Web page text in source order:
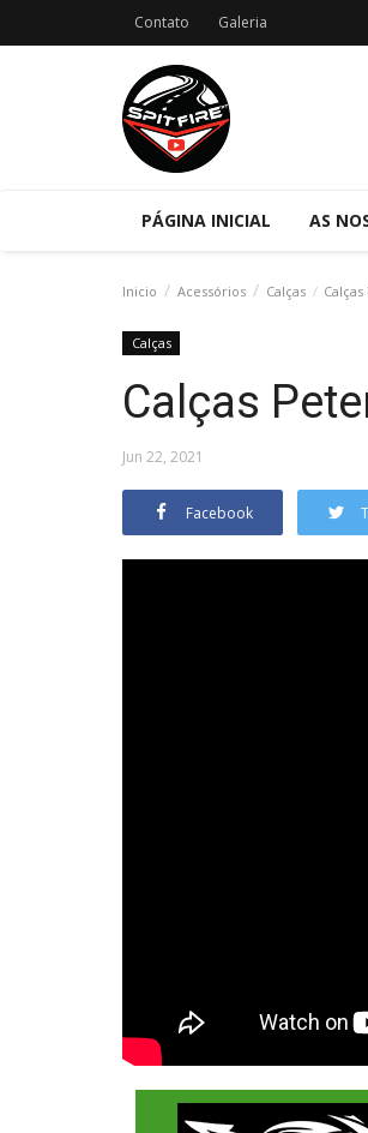
Contato Galeria
PÁGINA INICIAL AS
Inicio Acessórios Calças
Calças
Calças
Jun 22, 2021
Facebook